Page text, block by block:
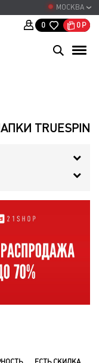
МОСКВА
0 0 Р
TRUESPIN